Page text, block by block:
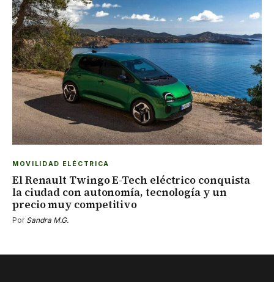
MOVILIDAD ELÉCTRICA
El Renault Twingo E-Tech eléctrico conquista
la ciudad con autonomía, tecnología y un
precio muy competitivo
Por Sandra M.G.